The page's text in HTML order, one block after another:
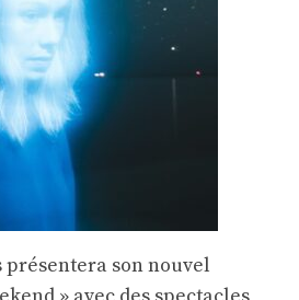
présentera son nouvel